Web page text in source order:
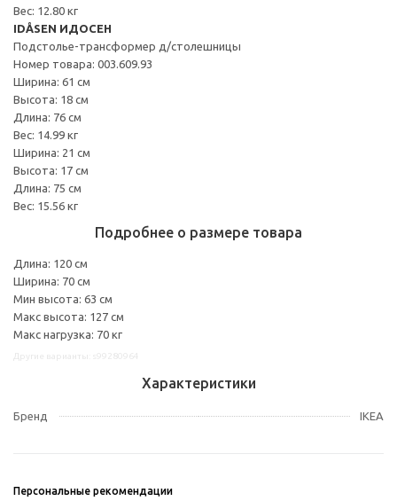
Вес: 12.80 кг
IDÅSEN ИДОСЕН
Подстолье-трансформер д/столешницы
Номер товара: 003.609.93
Ширина: 61 см
Высота: 18 см
Длина: 76 см
Вес: 14.99 кг
Ширина: 21 см
Высота: 17 см
Длина: 75 см
Вес: 15.56 кг
Подробнее о размере товара
Длина: 120 см
Ширина: 70 см
Мин высота: 63 см
Макс высота: 127 см
Макс нагрузка: 70 кг
Характеристики
Бренд IKEA
Персональные рекомендации